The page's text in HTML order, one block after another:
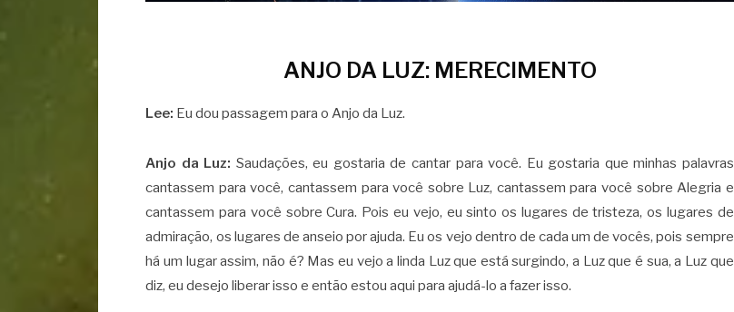
ANJO DA LUZ: MERECIMENTO
Lee: Eu dou passagem para o Anjo da Luz.
Anjo da Luz: Saudações, eu gostaria de cantar para você. Eu gostaria que minhas palavras
cantassem para você, cantassem para você sobre Luz, cantassem para você sobre Alegria e
cantassem para você sobre Cura. Pois eu vejo, eu sinto os lugares de tristeza, os lugares de
admiração, os lugares de anseio por ajuda. Eu os vejo dentro de cada um de vocês, pois sempre
há um lugar assim, não é? Mas eu vejo a linda Luz que está surgindo, a Luz que é sua, a Luz que
diz, eu desejo liberar isso e então estou aqui para ajudá-lo a fazer isso.